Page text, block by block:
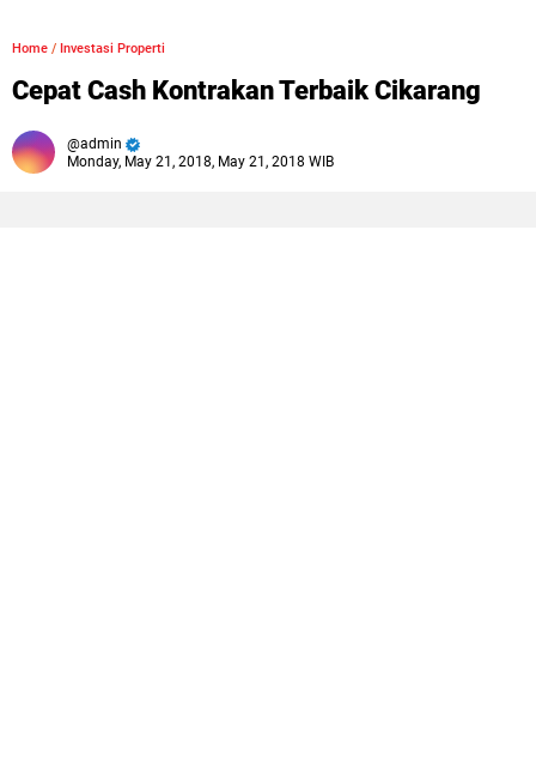
Home / Investasi Properti
Cepat Cash Kontrakan Terbaik Cikarang
admin
Monday, May 21, 2018, May 21, 2018 WIB